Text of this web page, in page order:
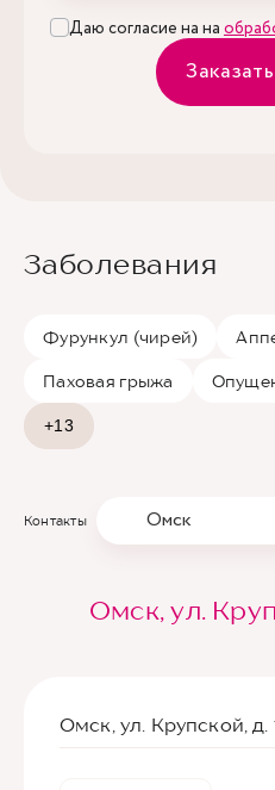
Даю согласие на на
Заболевания
Фурункул (чирей)
Паховая грыжа
+13
Контакты Омск
Омск, ул.
Омск, ул. Крупской, д.